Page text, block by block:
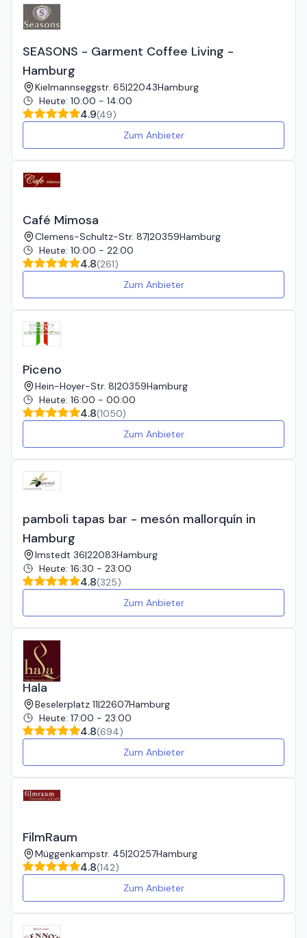
SEASONS - Garment Coffee Living -
Hamburg
Kielmannseggstr. 65|22043Hamburg
Heute: 10:00 - 14:00
4.9(49)
Zum Anbieter
Café Mimosa
Clemens-Schultz-Str. 87|20359Hamburg
Heute: 10:00 - 22:00
4.8(261)
Zum Anbieter
Piceno
Hein-Hoyer-Str. 8|20359Hamburg
Heute: 16:00 - 00:00
4.8(1050)
Zum Anbieter
pamboli tapas bar - mesón mallorquín in
Hamburg
Imstedt 36|22083Hamburg
Heute: 16:30 - 23:00
4.8(325)
Zum Anbieter
Hala
Beselerplatz 11|22607Hamburg
Heute: 17:00 - 23:00
4.8(694)
Zum Anbieter
FilmRaum
Müggenkampstr. 45|20257Hamburg
4.8(142)
Zum Anbieter